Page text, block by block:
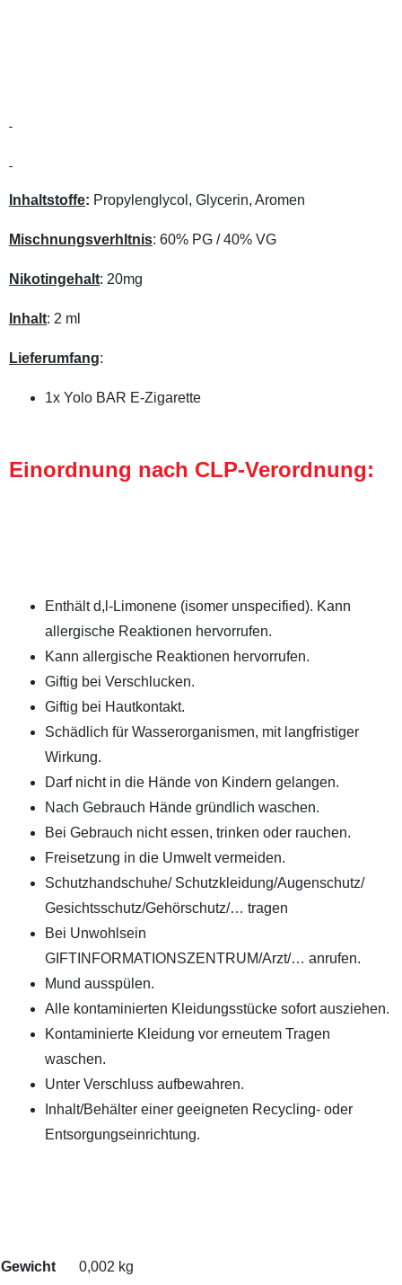
Inhaltstoffe: Propylenglycol, Glycerin, Aromen
Mischnungsverhltnis: 60% PG / 40% VG
Nikotingehalt: 20mg
Inhalt: 2 ml
Lieferumfang:
1x Yolo BAR E-Zigarette
Einordnung nach CLP-Verordnung:
Enthält d,l-Limonene (isomer unspecified). Kann
allergische Reaktionen hervorrufen.
Kann allergische Reaktionen hervorrufen.
Giftig bei Verschlucken.
Giftig bei Hautkontakt.
Schädlich für Wasserorganismen, mit langfristiger
Wirkung.
Darf nicht in die Hände von Kindern gelangen.
Nach Gebrauch Hände gründlich waschen.
Bei Gebrauch nicht essen, trinken oder rauchen.
Freisetzung in die Umwelt vermeiden.
Schutzhandschuhe/ Schutzkleidung/Augenschutz/
Gesichtsschutz/Gehörschutz/… tragen
Bei Unwohlsein
GIFTINFORMATIONSZENTRUM/Arzt/… anrufen.
Mund ausspülen.
Alle kontaminierten Kleidungsstücke sofort ausziehen.
Kontaminierte Kleidung vor erneutem Tragen
waschen.
Unter Verschluss aufbewahren.
Inhalt/Behälter einer geeigneten Recycling- oder
Entsorgungseinrichtung.
Gewicht 0,002 kg